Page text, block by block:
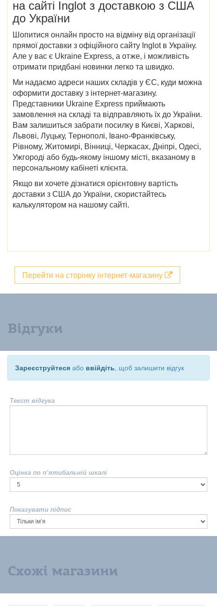
на сайті Inglot з доставкою з США
до України
Шопитися онлайн просто на відміну від організації
прямої доставки з офіційного сайту Inglot в Україну.
Але у вас є Ukraine Express, а отже, і можливість
отримати придбані новинки легко та швидко.
Ми надаємо адреси наших складів у ЄС, куди можна
оформити доставку з інтернет-магазину.
Представники Ukraine Express приймають
замовлення на складі та відправляють їх до України.
Вам залишиться забрати посилку в Києві, Харкові,
Львові, Луцьку, Тернополі, Івано-Франківську,
Рівному, Житомирі, Вінниці, Черкасах, Дніпрі, Одесі,
Ужгороді або будь-якому іншому місті, вказаному в
персональному кабінеті клієнта.
Якщо ви хочете дізнатися орієнтовну вартість
доставки з США до України, скористайтесь
калькулятором на нашому сайті.
Перейти на сторінку інтернет-магазину
Відгуки
Зареєструйтеся або ввійдіть , щоб залишити відгук
Текст відгука
Оцінка по п’ятибальній шкалі
Показувати підпис
Схожі магазини